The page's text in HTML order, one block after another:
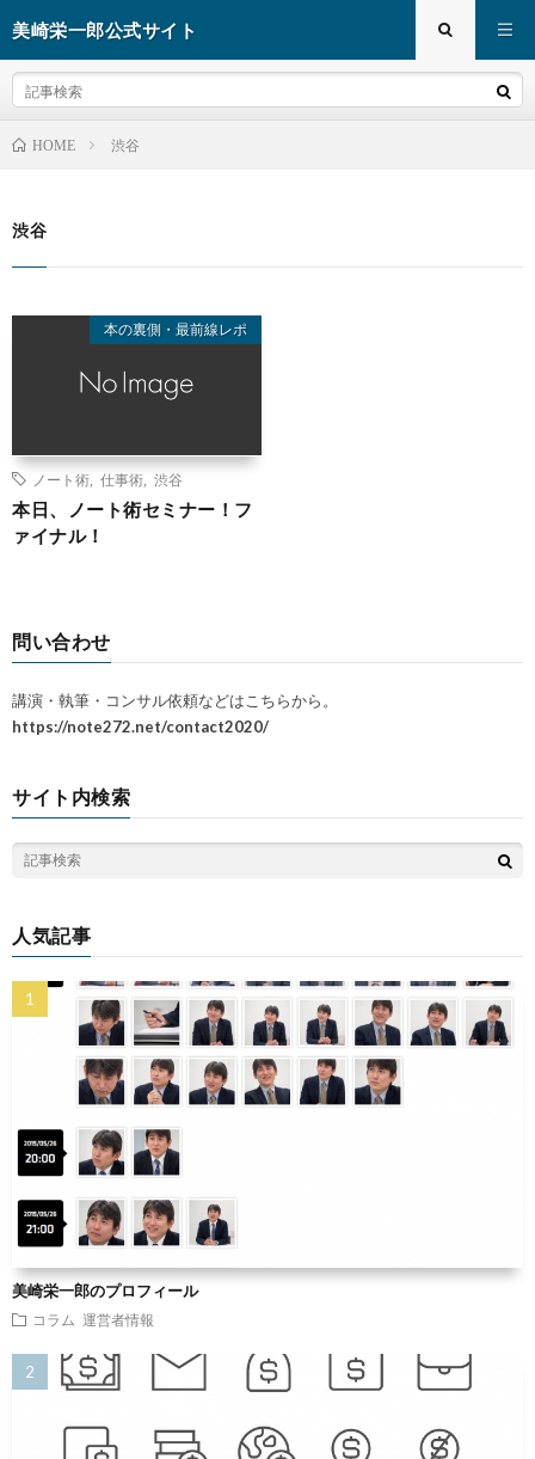
美崎栄一郎公式サイト
HOME 渋谷
渋谷
本の裏側・最前線レポ
ノート術 仕事術 渋谷
本日、ノート術セミナー！フ
ァイナル！
問い合わせ
講演・執筆・コンサル依頼などはこちらから。
https://note272.net/contact2020/
サイト内検索
人気記事
美崎栄一郎のプロフィール
コラム 運営者情報